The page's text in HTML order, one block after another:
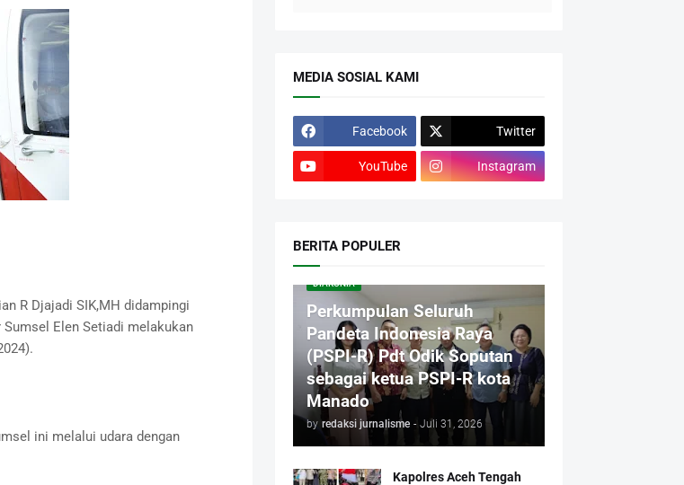
R Djajadi SIK,MH didampingi
Elen Setiadi melakukan
ini melalui udara dengan
MEDIA SOSIAL KAMI
Facebook Twitter
YouTube Instagram
BERITA POPULER
DIAKONIA
Perkumpulan Seluruh
Pandeta Indonesia Raya
(PSPI-R) Pdt Odik Soputan
sebagai ketua PSPI-R kota
Manado
by redaksi jurnalisme - Juli 31, 2026
Kapolres Aceh Tengah